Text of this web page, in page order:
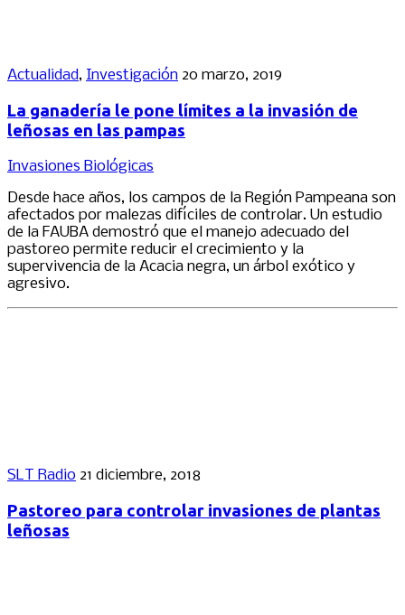
Actualidad, Investigación 20 marzo, 2019
La ganadería le pone límites a la invasión de
leñosas en las pampas
Invasiones Biológicas
Desde hace años, los campos de la Región Pampeana son
afectados por malezas difíciles de controlar. Un estudio
de la FAUBA demostró que el manejo adecuado del
pastoreo permite reducir el crecimiento y la
supervivencia de la Acacia negra, un árbol exótico y
agresivo.
SLT Radio 21 diciembre, 2018
Pastoreo para controlar invasiones de plantas
leñosas